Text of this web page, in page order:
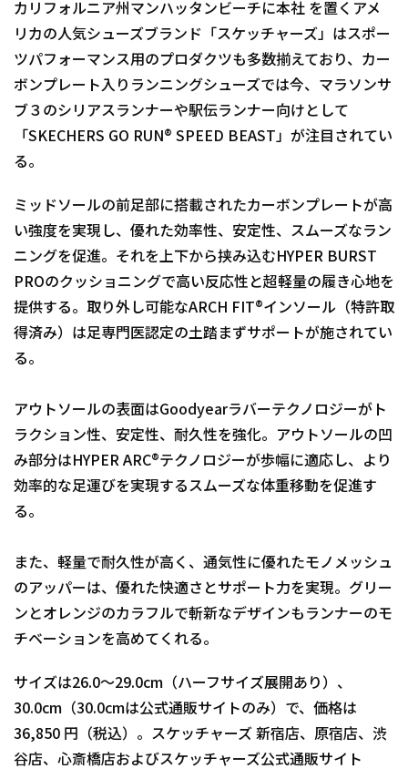
カリフォルニア州マンハッタンビーチに本社 を置くアメ
リカの人気シューズブランド「スケッチャーズ」はスポー
ツパフォーマンス用のプロダクツも多数揃えており、カー
ボンプレート入りランニングシューズでは今、マラソンサ
ブ３のシリアスランナーや駅伝ランナー向けとして
「SKECHERS GO RUN® SPEED BEAST」が注目されてい
る。
ミッドソールの前足部に搭載されたカーボンプレートが高
い強度を実現し、優れた効率性、安定性、スムーズなラン
ニングを促進。それを上下から挟み込むHYPER BURST
PROのクッショニングで高い反応性と超軽量の履き心地を
提供する。取り外し可能なARCH FIT®インソール（特許取
得済み）は足専門医認定の土踏まずサポートが施されてい
る。
アウトソールの表面はGoodyearラバーテクノロジーがト
ラクション性、安定性、耐久性を強化。アウトソールの凹
み部分はHYPER ARC®テクノロジーが歩幅に適応し、より
効率的な足運びを実現するスムーズな体重移動を促進す
る。
また、軽量で耐久性が高く、通気性に優れたモノメッシュ
のアッパーは、優れた快適さとサポート力を実現。グリー
ンとオレンジのカラフルで斬新なデザインもランナーのモ
チベーションを高めてくれる。
サイズは26.0～29.0cm（ハーフサイズ展開あり）、
30.0cm（30.0cmは公式通販サイトのみ）で、価格は
36,850 円（税込）。スケッチャーズ 新宿店、原宿店、渋
谷店、心斎橋店およびスケッチャーズ公式通販サイト